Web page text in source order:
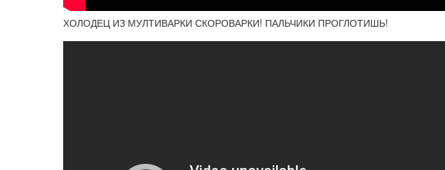
ХОЛОДЕЦ ИЗ МУЛТИВАРКИ СКОРОВАРКИ! ПАЛЬЧИКИ ПРОГЛОТИШЬ!